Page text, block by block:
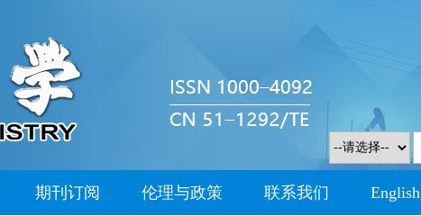
期刊订阅 伦理与政策 联系我们 English